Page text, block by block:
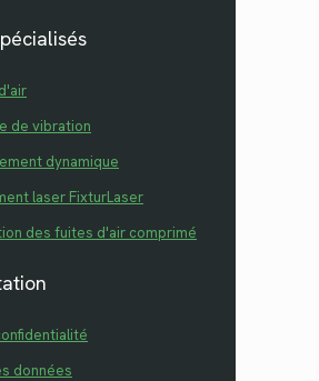
de vibration
dynamique
laser FixturLaser
des fuites d'air comprimé
données